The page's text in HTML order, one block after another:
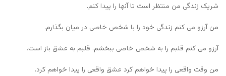
شریک زندگی من منتظر است تا آنها را پیدا کنم.
من آرزو می کنم زندگی خود را با شخص خاصی در میان بگذارم.
آرزو می کنم قلبم را به شخص خاصی ببخشم. قلبم به عشق باز است.
من وقت واقعی را پیدا خواهم کرد عشق واقعی را پیدا خواهم کرد.